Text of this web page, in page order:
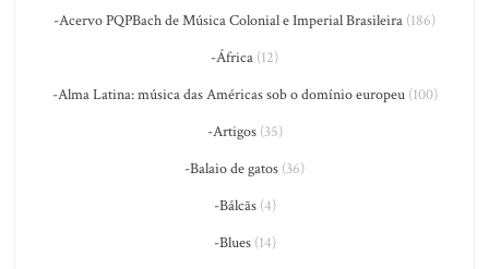
-Acervo PQPBach de Música Colonial e Imperial Brasileira (186)
-África (12)
-Alma Latina: música das Américas sob o domínio europeu(100)
-Artigos(35)
-Balaio de gatos (36)
-Bálcãs(4)
-Blues(14)